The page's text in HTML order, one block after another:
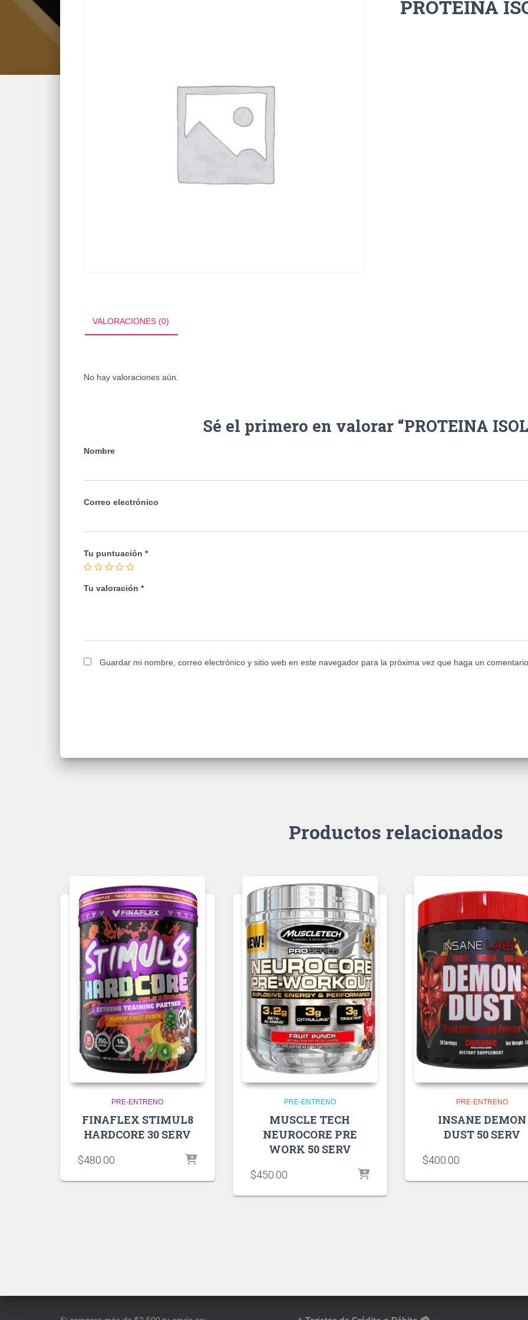
PROTEINA
VALORACIONES (0)
No hay valoraciones aún.
Sé el primero en valorar “PROTEINA
Nombre
Correo electrónico
Tu puntuación *
Tu valoración *
Guardar mi nombre, correo electrónico y sitio web en este navegador para la próxima vez que haga un
Productos relacionados
PRE-ENTRENO
FINAFLEX STIMUL8
HARDCORE 30 SERV
$480.00
PRE-ENTRENO
MUSCLE TECH
NEUROCORE PRE
WORK 50 SERV
$450.00
PRE-ENTRENO
INSANE DEMON
DUST 50 SERV
$400.00